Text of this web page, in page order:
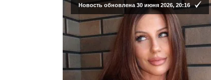
Новость обновлена 30 июня 2026, 20:16